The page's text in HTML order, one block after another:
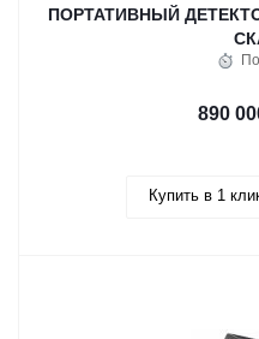
ПОРТАТИВНЫЙ
890
Купить в 1